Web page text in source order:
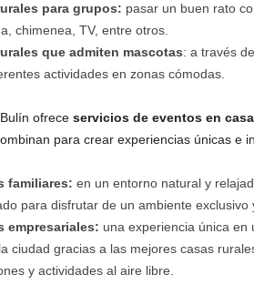
para grupos: pasar un buen rato
chimenea, TV, entre otros.
que admiten mascotas: a través
actividades en zonas cómodas.
ofrece servicios de eventos en
para crear experiencias únicas e
familiares: en un entorno natural y
para disfrutar de un ambiente exclusivo
empresariales: una experiencia única en
ciudad gracias a las mejores casas
y actividades al aire libre.